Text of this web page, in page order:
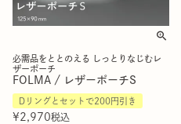
必需品をととのえる しっとりなじむレ
ザーポーチ
FOLMA / レザーポーチS
Dリングとセットで200円引き
¥2,970税込